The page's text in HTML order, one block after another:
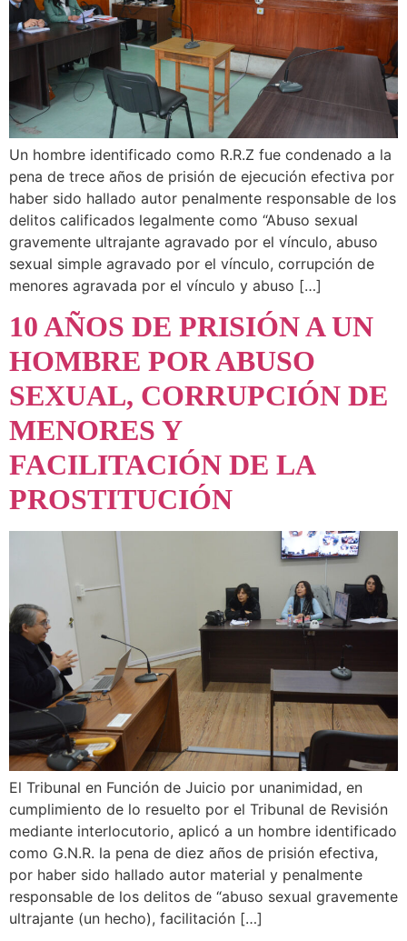
Un hombre identificado como R.R.Z fue condenado a la
pena de trece años de prisión de ejecución efectiva por
haber sido hallado autor penalmente responsable de los
delitos calificados legalmente como “Abuso sexual
gravemente ultrajante agravado por el vínculo, abuso
sexual simple agravado por el vínculo, corrupción de
menores agravada por el vínculo y abuso […]
10 AÑOS DE PRISIÓN A UN
HOMBRE POR ABUSO
SEXUAL, CORRUPCIÓN DE
MENORES Y
FACILITACIÓN DE LA
PROSTITUCIÓN
El Tribunal en Función de Juicio por unanimidad, en
cumplimiento de lo resuelto por el Tribunal de Revisión
mediante interlocutorio, aplicó a un hombre identificado
como G.N.R. la pena de diez años de prisión efectiva,
por haber sido hallado autor material y penalmente
responsable de los delitos de “abuso sexual gravemente
ultrajante (un hecho), facilitación […]